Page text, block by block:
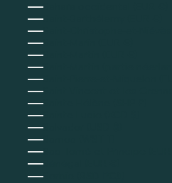
Sahara occidental (EUR €)
Saint-Barthélemy (EUR €)
Saint-Christophe-et-Niévès
Saint-Marin (EUR €)
Saint-Martin (EUR €)
Saint-Martin (partie
Saint-Pierre-et-Miquelon
Saint-Vincent-et-les
Sainte-Hélène (SHP £)
Sainte-Lucie (XCD $)
Salvador (USD $)
Samoa (WST T)
Sao Tomé-et-Principe (EUR
Sénégal (EUR €)
Serbie (RSD РСД)